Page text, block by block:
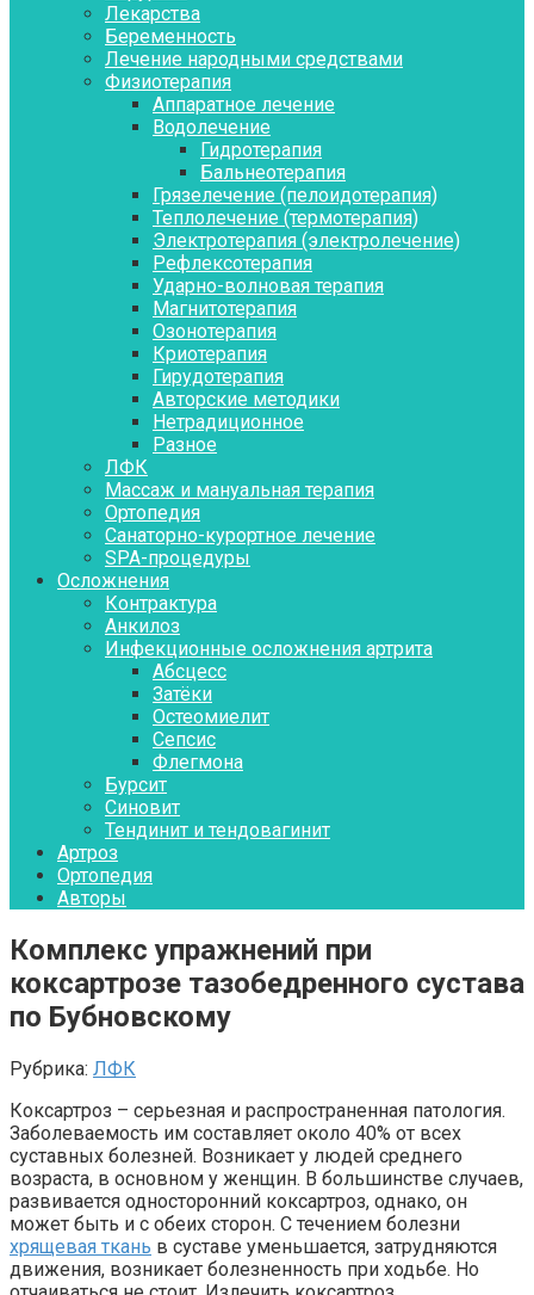
Лекарства
Беременность
Лечение народными средствами
Физиотерапия
Аппаратное лечение
Водолечение
Гидротерапия
Бальнеотерапия
Грязелечение (пелоидотерапия)
Теплолечение (термотерапия)
Электротерапия (электролечение)
Рефлексотерапия
Ударно-волновая терапия
Магнитотерапия
Озонотерапия
Криотерапия
Гирудотерапия
Авторские методики
Нетрадиционное
Разное
ЛФК
Массаж и мануальная терапия
Ортопедия
Санаторно-курортное лечение
SPA-процедуры
Осложнения
Контрактура
Aнкилоз
Инфекционные осложнения артрита
Абсцесс
Затёки
Остеомиелит
Сепсис
Флегмона
Бурсит
Синовит
Тендинит и тендовагинит
Артроз
Ортопедия
Авторы
Комплекс упражнений при
коксартрозе тазобедренного сустава
по Бубновскому
Рубрика: ЛФК
Коксартроз – серьезная и распространенная патология.
Заболеваемость им составляет около 40% от всех
суставных болезней. Возникает у людей среднего
возраста, в основном у женщин. В большинстве случаев,
развивается односторонний коксартроз, однако, он
может быть и с обеих сторон. С течением болезни
хрящевая ткань в суставе уменьшается, затрудняются
движения, возникает болезненность при ходьбе. Но